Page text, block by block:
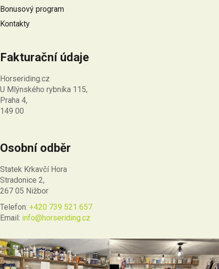
Bonusový program
Kontakty
Fakturační údaje
Horseriding.cz
U Mlýnského rybníka 115,
Praha 4,
149 00
Osobní odběr
Statek Krkavčí Hora
Stradonice 2,
267 05 Nižbor
Telefon: +420 739 521 657
Email: info@horseriding.cz